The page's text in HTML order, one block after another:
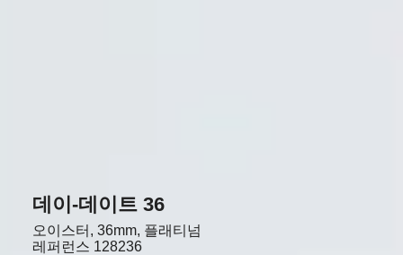
데이-데이트 36
오이스터, 36mm, 플래티넘
레퍼런스 128236